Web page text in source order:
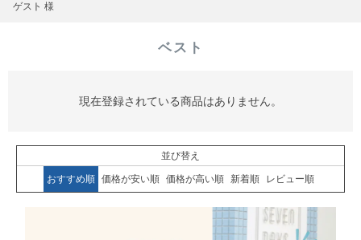
ゲスト 様
ベスト
現在登録されている商品はありません。
並び替え
おすすめ順 価格が安い順 価格が高い順 新着順 レビュー順